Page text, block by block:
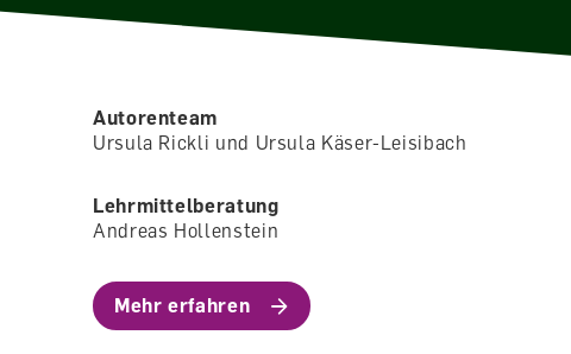
Autorenteam
Ursula Rickli und Ursula Käser-Leisibach
Lehrmittelberatung
Andreas Hollenstein
Mehr erfahren